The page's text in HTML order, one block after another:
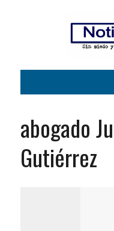
abogado
Gutiérrez